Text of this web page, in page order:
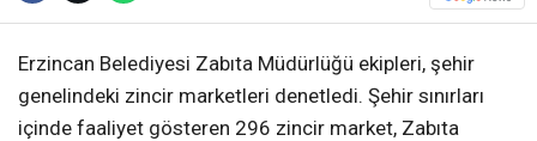
Erzincan Belediyesi Zabıta Müdürlüğü ekipleri, şehir
genelindeki zincir marketleri denetledi. Şehir sınırları
içinde faaliyet gösteren 296 zincir market, Zabıta